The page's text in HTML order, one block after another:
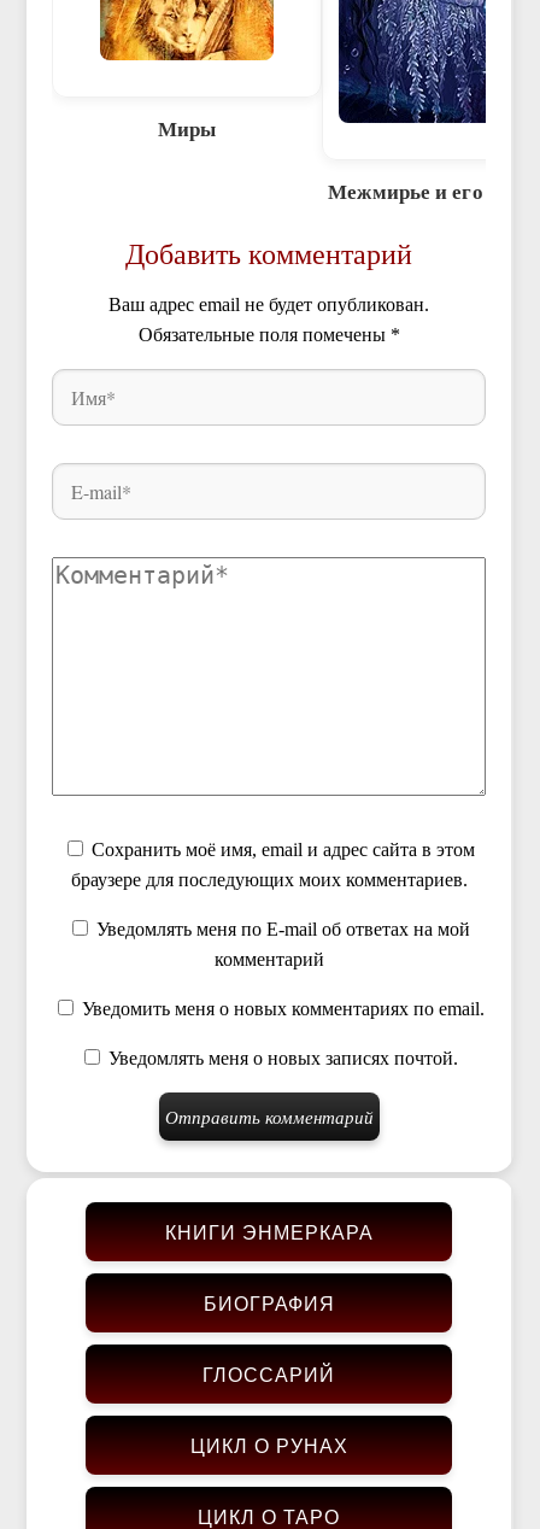
Миры
Межмирье и его
Добавить комментарий
Ваш адрес email не будет опубликован.
Обязательные поля помечены *
Сохранить моё имя, email и адрес сайта в этом
браузере для последующих моих комментариев.
Уведомлять меня по E-mail об ответах на мой
комментарий
Уведомить меня о новых комментариях по email.
Уведомлять меня о новых записях почтой.
КНИГИ ЭНМЕРКАРА
БИОГРАФИЯ
ГЛОССАРИЙ
ЦИКЛ О РУНАХ
ЦИКЛ О ТАРО